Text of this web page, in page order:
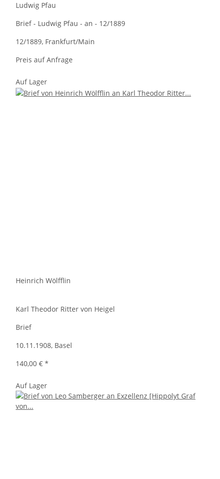
Ludwig Pfau
Brief - Ludwig Pfau - an - 12/1889
12/1889, Frankfurt/Main
Preis auf Anfrage
Auf Lager
Heinrich Wölfflin
Karl Theodor Ritter von Heigel
Brief
10.11.1908, Basel
140,00 € *
Auf Lager